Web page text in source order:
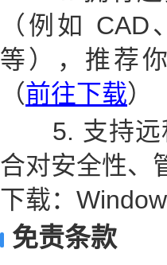
（例如
等），推荐
（前往下载）
5. 支持远程
合对安全性、
下载：
免责条款